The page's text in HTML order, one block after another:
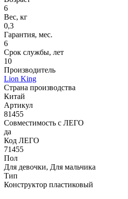
6
Вес, кг
0,3
Гарантия, мес.
6
Срок службы, лет
10
Производитель
Lion King
Страна производства
Китай
Артикул
81455
Совместимость с ЛЕГО
да
Код ЛЕГО
71455
Пол
Для девочки, Для мальчика
Тип
Конструктор пластиковый